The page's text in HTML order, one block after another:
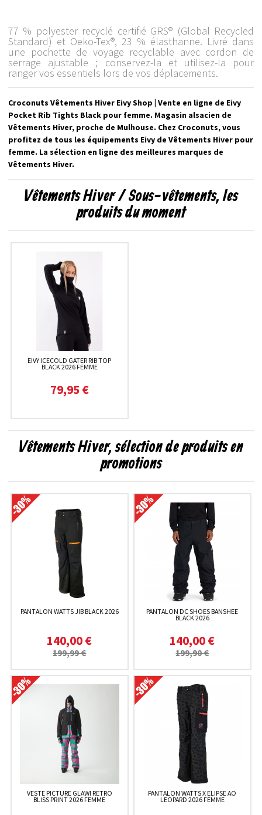
77 % polyester recyclé certifié GRS® (Global Recycled
Standard) et Oeko-Tex®, 23 % élasthanne. Livré dans
une pochette de voyage recyclable avec cordon de
serrage ajustable ; conservez-la et utilisez-la pour
ranger vos essentiels lors de vos déplacements.
Croconuts Vêtements Hiver Eivy Shop | Vente en ligne de Eivy
Pocket Rib Tights Black pour femme. Magasin alsacien de
Vêtements Hiver, proche de Mulhouse. Chez Croconuts, vous
profitez de tous les équipements Eivy de Vêtements Hiver pour
femme. La sélection en ligne des meilleures marques de
Vêtements Hiver.
Vêtements Hiver / Sous-vêtements, les
produits du moment
EIVY ICECOLD GATER RIB TOP
BLACK 2026 FEMME
79,95 €
Vêtements Hiver, sélection de produits en
promotions
PANTALON WATTS JIB BLACK 2026
140,00 €
199,99 €
PANTALON DC SHOES BANSHEE
BLACK 2026
140,00 €
199,90 €
VESTE PICTURE GLAWI RETRO
BLISS PRINT 2026 FEMME
PANTALON WATTS X ELIPSE AO
LEOPARD 2026 FEMME